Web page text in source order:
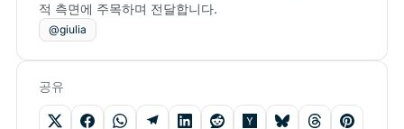
적 측면에 주목하며 전달합니다.
@giulia
공유